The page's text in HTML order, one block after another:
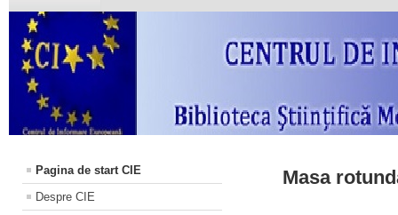
Pagina de start CIE
Despre CIE
Masa